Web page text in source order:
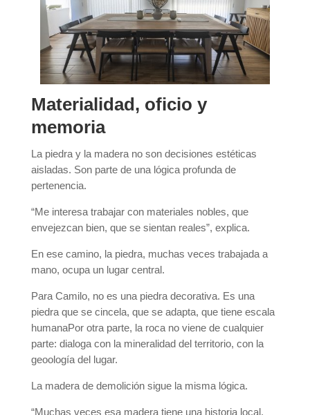
Materialidad, oficio y
memoria
La piedra y la madera no son decisiones estéticas
aisladas. Son parte de una lógica profunda de
pertenencia.
“Me interesa trabajar con materiales nobles, que
envejezcan bien, que se sientan reales”, explica.
En ese camino, la piedra, muchas veces trabajada a
mano, ocupa un lugar central.
Para Camilo, no es una piedra decorativa. Es una
piedra que se cincela, que se adapta, que tiene escala
humanaPor otra parte, la roca no viene de cualquier
parte: dialoga con la mineralidad del territorio, con la
geoología del lugar.
La madera de demolición sigue la misma lógica.
“Muchas veces esa madera tiene una historia local.